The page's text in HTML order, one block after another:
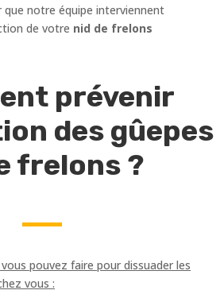
notre équipe interviennent
de votre nid de frelons
prévenir
des gûepes
frelons ?
pouvez faire pour dissuader les
vous :